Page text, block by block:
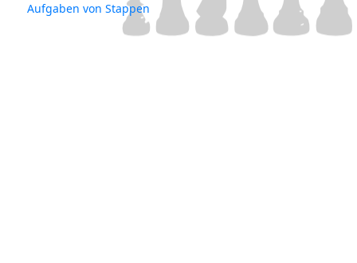
Aufgaben von Stappen